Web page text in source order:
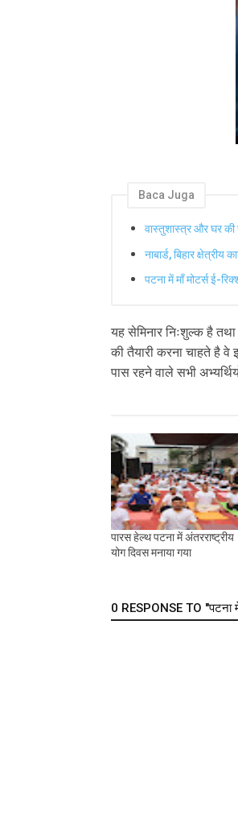
Baca Juga
वास्तुशास्त्र और घर की
नाबार्ड, बिहार क्षेत्रीय
पटना में माँ मोटर्स ई-
यह सेमिनार निःशुल्क है
की तैयारी करना चाहते है
पास रहने वाले सभी
पारस हेल्थ पटना में अंतरराष्ट्रीय
योग दिवस मनाया गया
0 RESPONSE TO "पटना में